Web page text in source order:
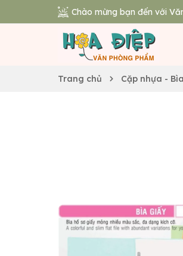
Chào mừng bạn đến với
Trang chủ Cặp nhựa -